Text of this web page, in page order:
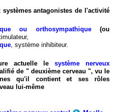
systèmes antagonistes de l'activité
ou orthosympathique(ou
, système inhibiteur.
actuelle le système nerveux
de " deuxième cerveau ", vu le
qu'il contient et ses rôles
lui-même